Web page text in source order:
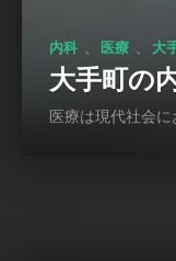
内科 医療 大
大手町の
医療は現代社会